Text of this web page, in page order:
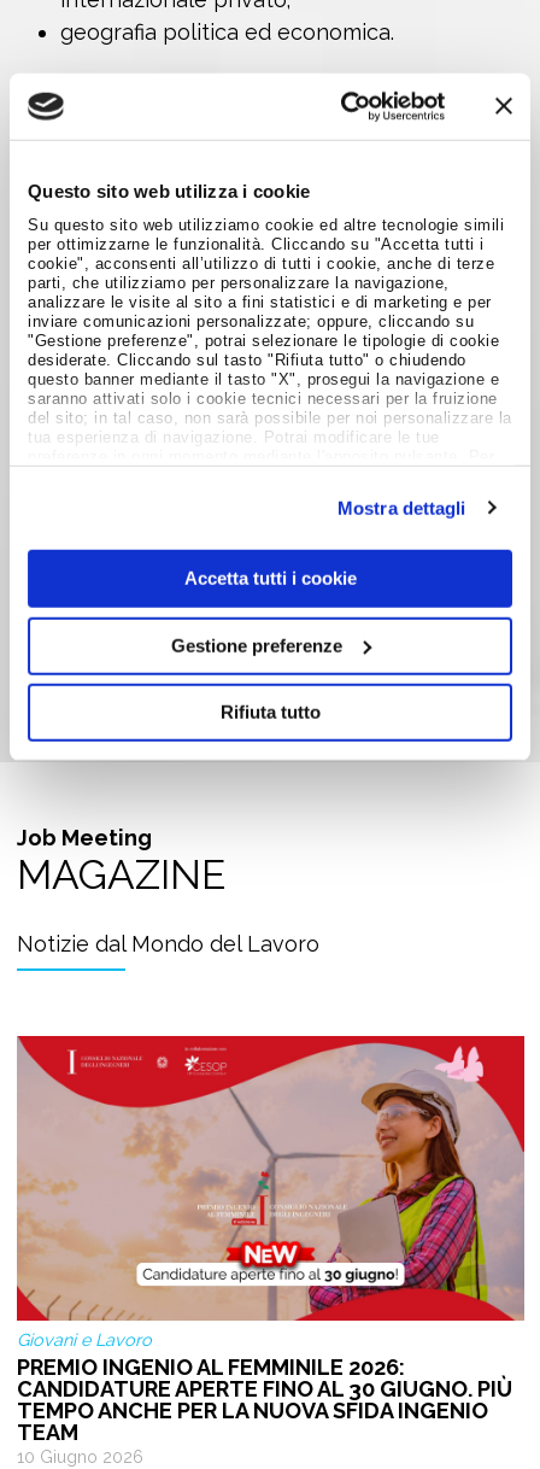
Questo sito web utilizza i cookie
Su questo sito web utilizziamo cookie ed altre tecnologie simili
per ottimizzarne le funzionalità. Cliccando su "Accetta tutti i
cookie", acconsenti all’utilizzo di tutti i cookie, anche di terze
parti, che utilizziamo per personalizzare la navigazione,
analizzare le visite al sito a fini statistici e di marketing e per
inviare comunicazioni personalizzate; oppure, cliccando su
"Gestione preferenze", potrai selezionare le tipologie di cookie
desiderate. Cliccando sul tasto "Rifiuta tutto" o chiudendo
questo banner mediante il tasto "X", prosegui la navigazione e
saranno attivati solo i cookie tecnici necessari per la fruizione
del sito; in tal caso, non sarà possibile per noi personalizzare la
tua esperienza di navigazione. Potrai modificare le tue
Mostra dettagli
Accetta tutti i cookie
Gestione preferenze
Rifiuta tutto
geografia politica ed economica.
Per la lingua inglese e l'altra lingua straniera
scelta, il candidato sostiene una conversazione
Il bando completo è disponibile sul sito della
Gazzetta Ufficiale.
Chi intende partecipare deve inviare la domanda
per via telematica, compilando il modulo on line
all'indirizzo internet
https://web.esteri.it/concorsionline.
Raffaella Giuri
Foto diNASAGoddardPhotoandVideo
Condividi su:
Job Meeting
MAGAZINE
Notizie dal Mondo del Lavoro
Giovani e Lavoro
PREMIO INGENIO AL FEMMINILE 2026:
CANDIDATURE APERTE FINO AL 30 GIUGNO. PIÙ
TEMPO ANCHE PER LA NUOVA SFIDA INGENIO
TEAM
10 Giugno 2026